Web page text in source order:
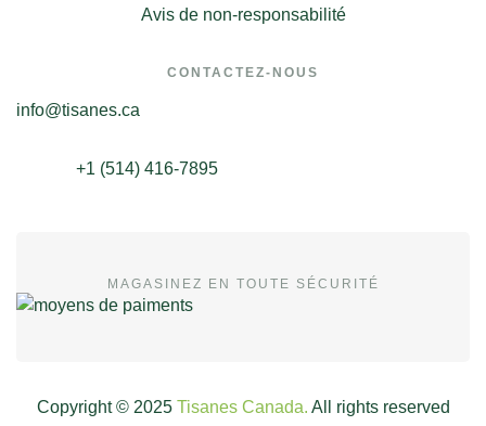
Avis de non-responsabilité
CONTACTEZ-NOUS
info@tisanes.ca
+1 (514) 416-7895
MAGASINEZ EN TOUTE SÉCURITÉ
Copyright © 2025 Tisanes Canada. All rights reserved